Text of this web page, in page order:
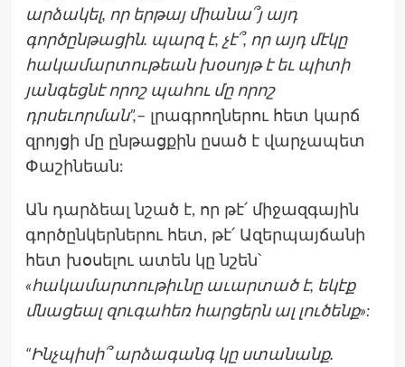
արձակել, որ երթայ միանա՞յ այդ
գործընթացին. պարզ է, չէ՞, որ այդ մէկը
հակամարտութեան խօսոյթ է եւ պիտի
յանգեցնէ որոշ պահու մը որոշ
դրսեւորման”,– լրագրողներու հետ կարճ
զրոյցի մը ընթացքին ըսած է վարչապետ
Փաշինեան:
Ան դարձեալ նշած է, որ թէ՛ միջազգային
գործընկերներու հետ, թէ՛ Ազերպայճանի
հետ խօսելու ատեն կը նշեն՝
«հակամարտութիւնը աւարտած է, եկէք
մնացեալ զուգահեռ հարցերն ալ լուծենք»:
“Ինչպիսի՞ արձագանգ կը ստանանք.